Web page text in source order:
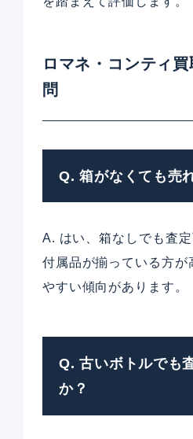
ロマネ・コンティ
問
Q. 箱がなくても売
A. はい、箱なしでも査
付属品が揃っている方が
やすい傾向があります。
Q. 古いボトルでも
か？